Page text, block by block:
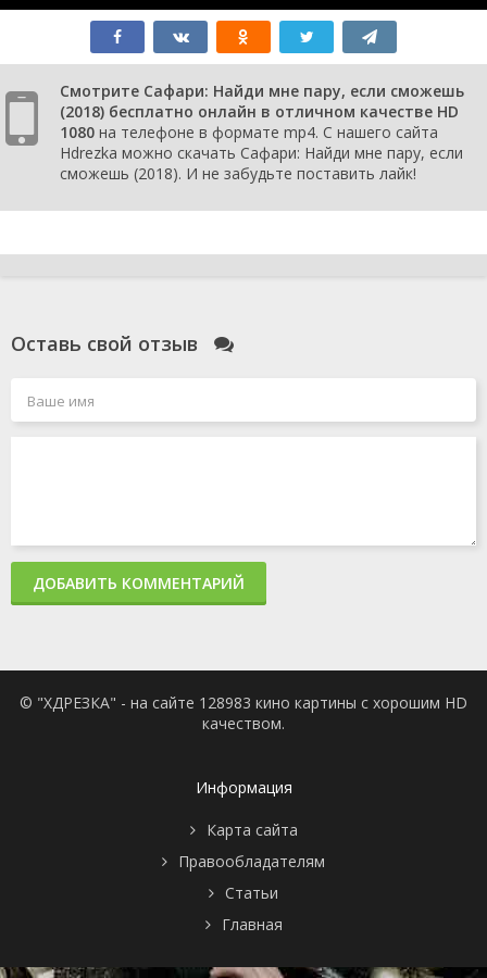
Смотрите Сафари: Найди мне пару, если сможешь
(2018) бесплатно онлайн в отличном качестве HD
1080 на телефоне в формате mp4. С нашего сайта
Hdrezka можно скачать Сафари: Найди мне пару, если
сможешь (2018). И не забудьте поставить лайк!
Оставь свой отзыв
ДОБАВИТЬ КОММЕНТАРИЙ
© "ХДРЕЗКА" - на сайте 128983 кино картины с хорошим HD
качеством.
Информация
Карта сайта
Правообладателям
Статьи
Главная